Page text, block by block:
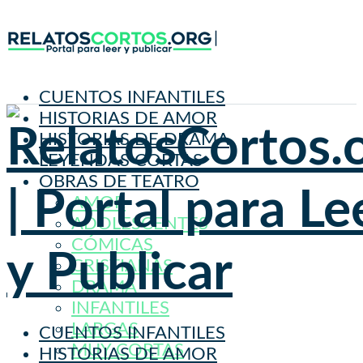
CUENTOS INFANTILES
HISTORIAS DE AMOR
HISTORIAS DE DRAMA
LEYENDAS CORTAS
OBRAS DE TEATRO
AMOR
ADOLESCENTES
CÓMICAS
CRISTIANAS
DRAMA
INFANTILES
LARGAS
MUY CORTAS
CUENTOS INFANTILES
HISTORIAS DE AMOR